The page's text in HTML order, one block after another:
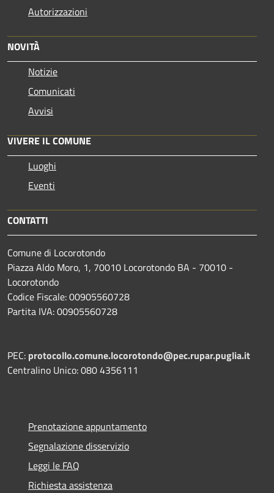
Autorizzazioni
NOVITÀ
Notizie
Comunicati
Avvisi
VIVERE IL COMUNE
Luoghi
Eventi
CONTATTI
Comune di Locorotondo
Piazza Aldo Moro, 1, 70010 Locorotondo BA - 70010 -
Locorotondo
Codice Fiscale: 00905560728
Partita IVA: 00905560728
PEC: protocollo.comune.locorotondo@pec.rupar.puglia.it
Centralino Unico: 080 4356111
Prenotazione appuntamento
Segnalazione disservizio
Leggi le FAQ
Richiesta assistenza